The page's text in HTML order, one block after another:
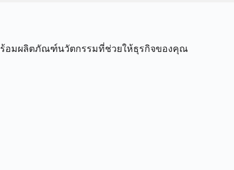
ร้อมผลิตภัณฑ์นวัตกรรมที่ช่วยให้ธุรกิจของคุณ